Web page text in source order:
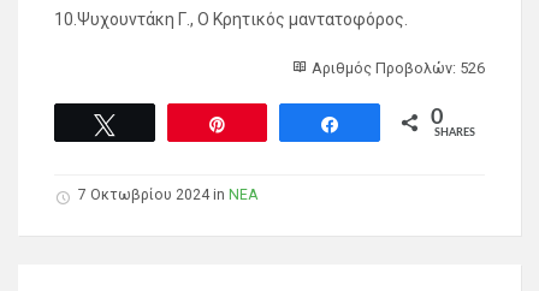
10.Ψυχουντάκη Γ., Ο Κρητικός μαντατοφόρος.
Αριθμός Προβολών: 526
0
SHARES
7 Οκτωβρίου 2024 in ΝΕΑ